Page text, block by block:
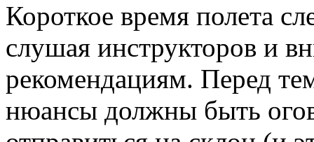
Короткое время полета
слушая инструкторов и
рекомендациям. Перед
нюансы должны быть